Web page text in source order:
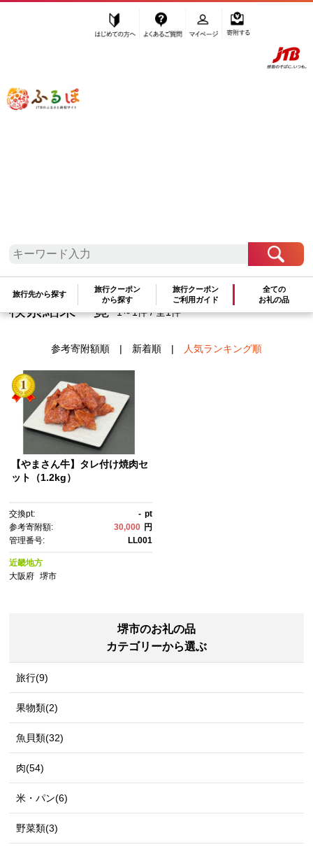
ふるぽ JTBのふるさと納税サイト
旅行先から探す
旅行クーポン
から探す
旅行クーポン
ご利用ガイド
全ての
お礼の品
セット
検索結果一覧 1～1件 / 全1件
参考寄附額順| 新着順| 人気ランキング順
【やまさん牛】タレ付け焼肉セ
ット（1.2kg）
交換pt: - pt
参考寄附額:
30,000 円
管理番号:
LL001
近畿地方
大阪府
堺市
堺市のお礼の品
カテゴリーから選ぶ
旅行(9)
果物類(2)
魚貝類(32)
肉(54)
米・パン(6)
野菜類(3)